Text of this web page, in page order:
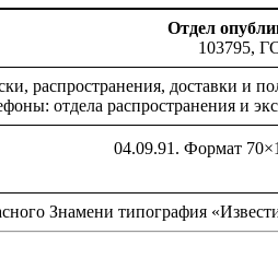
Отдел
103795,
распространения, доставки и
отдела распространения и
04.09.91. Формат
Знамени типография